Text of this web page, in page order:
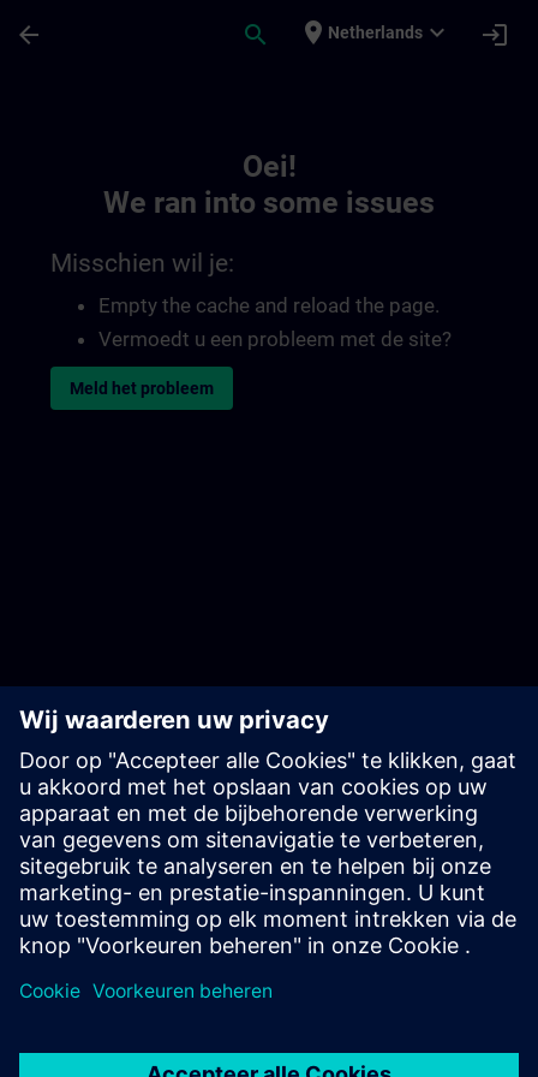
arrow_back search place Netherlands expand_more login
Oei!
We ran into some issues
Misschien wil je:
Empty the cache and reload the page.
Vermoedt u een probleem met de site?
Meld het probleem